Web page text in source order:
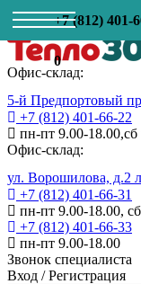
+7 (812) 401-
0
Офис-склад:
5-й Предпортовый
+7 (812) 401-66-22
пн-пт 9.00-18.00,сб
Офис-склад:
ул. Ворошилова, д.2
+7 (812) 401-66-31
пн-пт 9.00-18.00,
+7 (812) 401-66-33
пн-пт 9.00-18.00
Звонок специалиста
Вход /Регистрация